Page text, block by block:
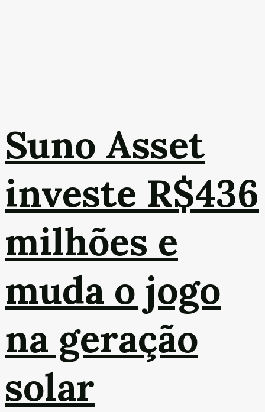
Suno Asset
investe R$436
milhões e
muda o jogo
na geração
solar